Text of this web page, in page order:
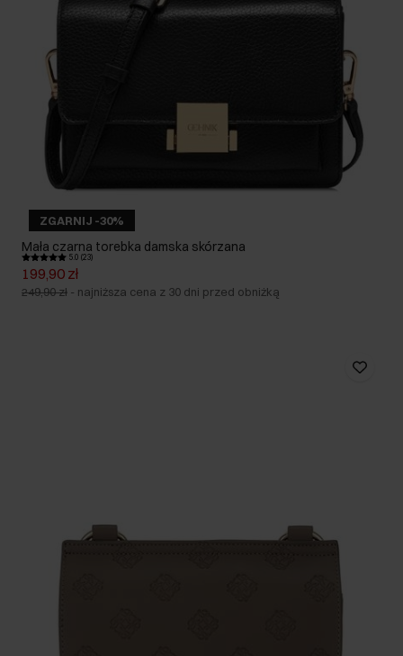
ZGARNIJ -30%
Mała czarna torebka damska skórzana
5.0 (23)
199,90 zł
249,90 zł - najniższa cena z 30 dni przed obniżką